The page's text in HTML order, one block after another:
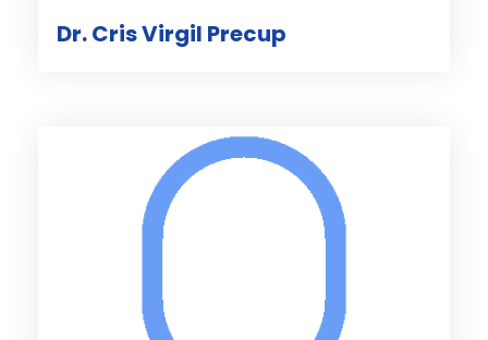
Dr. Cris Virgil Precup